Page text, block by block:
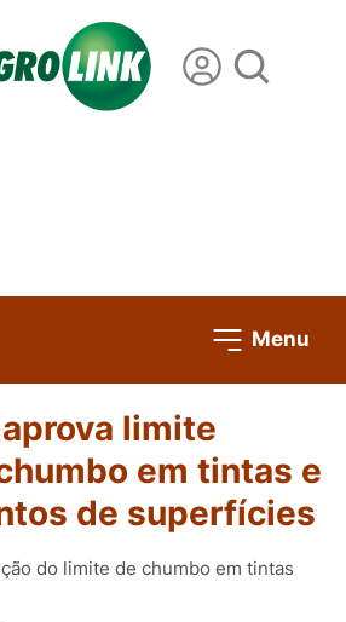
Menu
limite
em tintas e
de superfícies
do limite de chumbo em tintas